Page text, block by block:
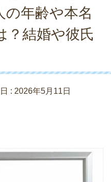
の年齢や本名
？結婚や彼氏
: 2026年5月11日